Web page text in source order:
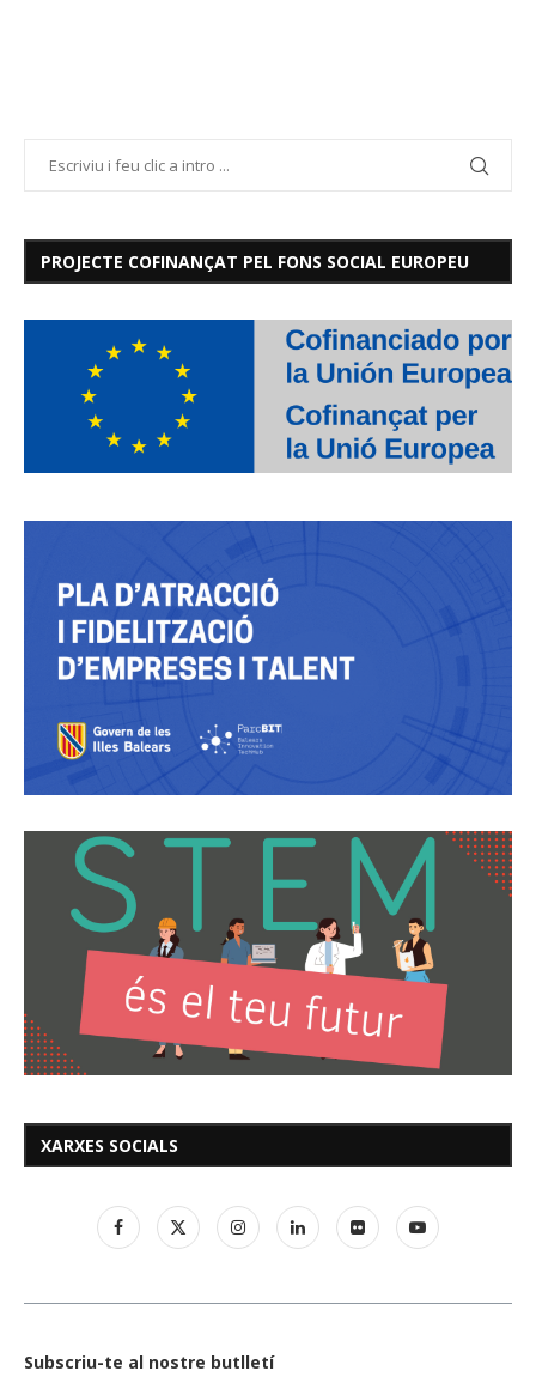
PROJECTE COFINANÇAT PEL FONS SOCIAL EUROPEU
XARXES SOCIALS
Subscriu-te al nostre butlletí